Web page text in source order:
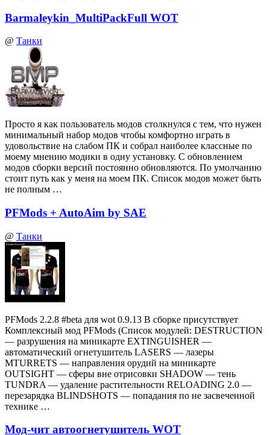
Barmaleykin_MultiPackFull WOT
@ Танки
Просто я как пользователь модов столкнулся с тем, что нужен
минимальный набор модов чтобы комфортно играть в
удовольствие на слабом ПК и собрал наиболее классные по
моему мнению модики в одну установку. С обновлением
модов сборки версий постоянно обновляются. По умолчанию
стоит путь как у меня на моем ПК. Список модов может быть
не полным …
PFMods + AutoAim by SAE
@ Танки
PFMods 2.2.8 #beta для wot 0.9.13 В сборке присутствует
Комплексный мод PFMods (Список модулей: DESTRUCTION
— разрушения на миникарте EXTINGUISHER —
автоматический огнетушитель LASERS — лазеры
MTURRETS — направления орудий на миникарте
OUTSIGHT — сферы вне отрисовки SHADOW — тень
TUNDRA — удаление растительности RELOADING 2.0 —
перезарядка BLINDSHOTS — попадания по не засвеченной
технике …
Мод-чит автоогнетушитель WOT